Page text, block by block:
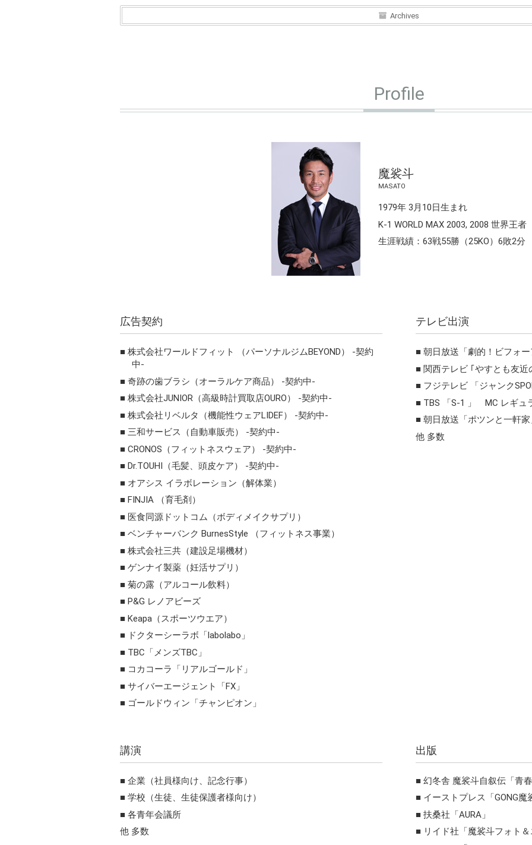
Archives
Profile
魔裟斗
MASATO
1979年 3月10日生まれ
K-1 WORLD MAX 2003, 2008 世界王者
生涯戦績：63戦55勝（25KO）6敗2分
広告契約
株式会社ワールドフィット （パーソナルジムBEYOND） -契約
中-
奇跡の歯ブラシ（オーラルケア商品） -契約中-
株式会社JUNIOR（高級時計買取店OURO） -契約中-
株式会社リベルタ（機能性ウェアLIDEF） -契約中-
三和サービス（自動車販売） -契約中-
CRONOS（フィットネスウェア） -契約中-
Dr.TOUHI（毛髪、頭皮ケア） -契約中-
オアシス イラボレーション（解体業）
FINJIA （育毛剤）
医食同源ドットコム（ボディメイクサプリ）
ベンチャーバンク BurnesStyle （フィットネス事業）
株式会社三共（建設足場機材）
ゲンナイ製薬（妊活サプリ）
菊の露（アルコール飲料）
P&G レノアビーズ
Keapa（スポーツウエア）
ドクターシーラボ「labolabo」
TBC「メンズTBC」
コカコーラ「リアルゴールド」
サイバーエージェント「FX」
ゴールドウィン「チャンピオン」
テレビ出演
朝日放送「劇的！ビフォー
関西テレビ ｢やすとも友近
フジテレビ 「ジャンク
TBS 「S-1 」 MC レギュ
朝日放送「ポツンと一軒家
他 多数
講演
企業（社員様向け、記念行事）
学校（生徒、生徒保護者様向け）
各青年会議所
他 多数
出版
幻冬舎 魔裟斗自叙伝「青春
イーストプレス「GONG魔
扶桑社「AURA」
リイド社「魔裟斗フォト＆